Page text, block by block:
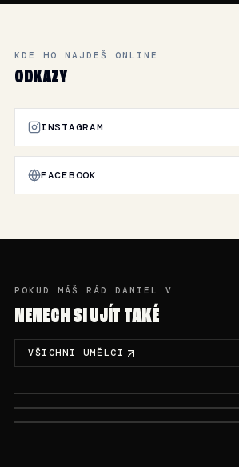
KDE HO NAJDEŠ ONLINE
ODKAZY
INSTAGRAM
FACEBOOK
POKUD MÁŠ RÁD DANIEL V
NENECH SI UJÍT TAKÉ
VŠICHNI UMĚLCI
LYRYCK
ZWUKY